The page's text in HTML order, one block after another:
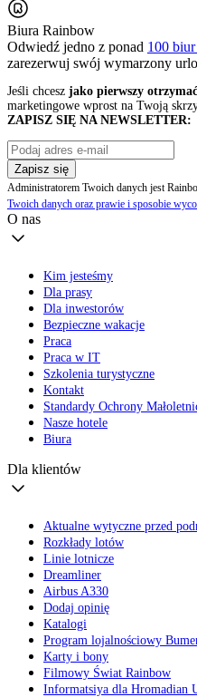
Biura Rainbow
Odwiedź jedno z ponad 100
zarezerwuj swój wymarzony
Jeśli chcesz jako pierwszy
marketingowe wprost na Twoją
ZAPISZ SIĘ NA NEWSLETTER:
Zapisz się
Administratorem Twoich danych jest
Twoich danych oraz prawie i sposobie
O nas
Kim jesteśmy
Dla prasy
Dla inwestorów
Bezpieczne wakacje
Praca
Praca w IT
Szkolenia turystyczne
Kontakt
Standardy Ochrony
Nasze hotele
Biura
Dla klientów
Aktualne wytyczne przed
Rozkłady lotów
Linie lotnicze
Dreamliner
Airbus A330
Dodaj opinię
Katalogi
Program lojalnościowy
Karty i bony
Filmowy Świat Rainbow
Informatsiya dla Hromadian